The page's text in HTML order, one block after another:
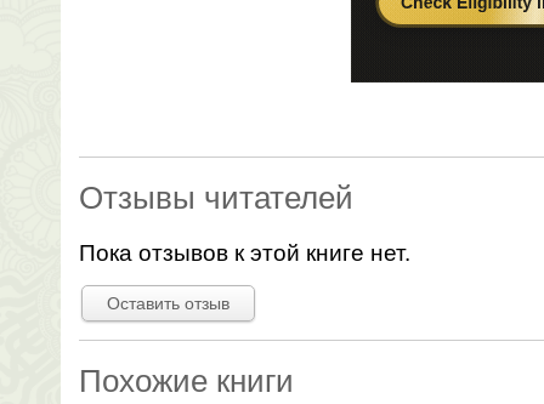
Отзывы читателей
Пока отзывов к этой книге нет.
Оставить отзыв
Похожие книги